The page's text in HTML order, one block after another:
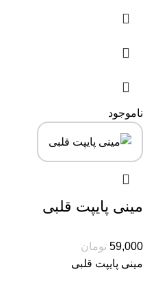
ناموجود
مینی پایپت قلبی
59,000 تومان
مینی پایپت قلبی